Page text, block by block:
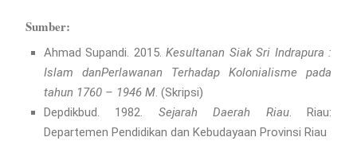
Sumber:
Ahmad Supandi. 2015. Kesultanan Siak Sri Indrapura :
Islam danPerlawanan Terhadap Kolonialisme pada
tahun 1760 – 1946 M. (Skripsi)
Depdikbud. 1982. Sejarah Daerah Riau. Riau:
Departemen Pendidikan dan Kebudayaan Provinsi Riau